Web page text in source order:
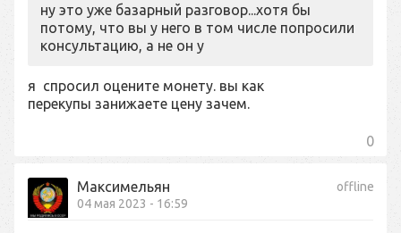
ну это уже базарный разговор...хотя бы
потому, что вы у него в том числе попросили
консультацию, а не он у
я спросил оцените монету. вы как
перекупы занижаете цену зачем.
0
offline
Максимельян
04 мая 2023 - 16:59